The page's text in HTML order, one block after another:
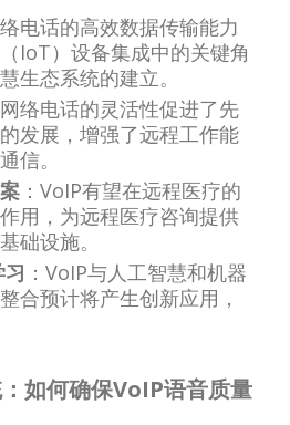
络电话的高效数据传输能力
IoT）设备集成中的关键角
生态系统的建立。
网络电话的灵活性促进了先
发展，增强了远程工作能
信。
：VoIP有望在远程医疗的
用，为远程医疗咨询提供
础设施。
：VoIP与人工智慧和机器
合预计将产生创新应用，
如何确保VoIP语音质量